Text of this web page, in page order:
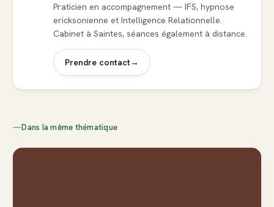
Praticien en accompagnement — IFS, hypnose
ericksonienne et Intelligence Relationnelle.
Cabinet à Saintes, séances également à distance.
Prendre contact→
—Dans la même thématique